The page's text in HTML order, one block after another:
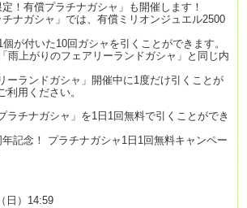
！有償プラチナガシャ」も開催します！
チナガシャ」では、有償ミリオンジュエル2500
が付いた10回ガシャを引くことができます。
雨上がりのフェアリーランドガシャ」と同じ内
ーランドガシャ」開催中に1度だけ引くことが
利用ください。
ラチナガシャ」を1日1回無料で引くことができ
記念！ プラチナガシャ1日1回無料キャンペー
日）14:59